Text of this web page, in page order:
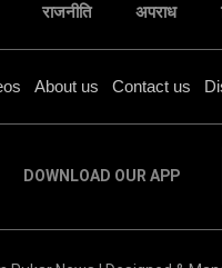
राजनीति अपराध
About us Contact us
DOWNLOAD OUR APP
सदन में